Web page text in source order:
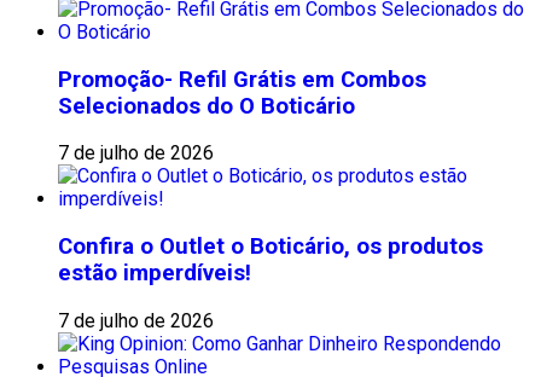
Promoção- Refil Grátis em Combos
Selecionados do O Boticário
7 de julho de 2026
Confira o Outlet o Boticário, os produtos
estão imperdíveis!
7 de julho de 2026